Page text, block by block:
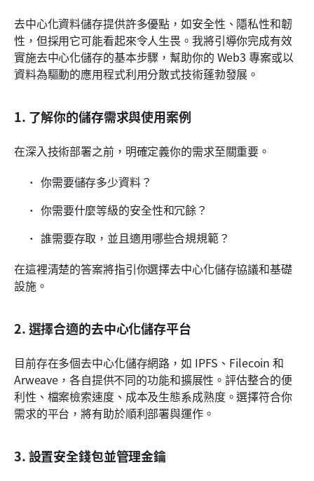
去中心化資料儲存提供許多優點，如安全性、隱私性和韌
性，但採用它可能看起來令人生畏。我將引導你完成有效
實施去中心化儲存的基本步驟，幫助你的 Web3 專案或以
資料為驅動的應用程式利用分散式技術蓬勃發展。
1. 了解你的儲存需求與使用案例
在深入技術部署之前，明確定義你的需求至關重要。
你需要儲存多少資料？
你需要什麼等級的安全性和冗餘？
誰需要存取，並且適用哪些合規規範？
在這裡清楚的答案將指引你選擇去中心化儲存協議和基礎
設施。
2. 選擇合適的去中心化儲存平台
目前存在多個去中心化儲存網路，如 IPFS、Filecoin 和
Arweave，各自提供不同的功能和擴展性。評估整合的便
利性、檔案檢索速度、成本及生態系成熟度。選擇符合你
需求的平台，將有助於順利部署與運作。
3. 設置安全錢包並管理金鑰